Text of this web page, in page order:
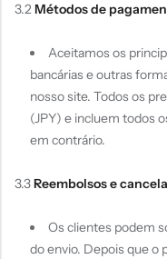
3.2Métodos de
Aceitamos os
bancárias e outras
nosso site. Todos os
(JPY) e incluem todos
em contrário.
3.3Reembolsos e
Os clientes podem
do envio. Depois que o